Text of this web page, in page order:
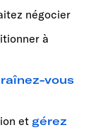
négocier
à
vous
et gérez